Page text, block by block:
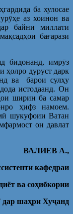
ба хулосае
аз хоинон ва
байни миллати
бағарази
имрӯз
ҳолро дуруст дарк
ва барои сулҳу
истодаанд. Он
ширин ба самар
ҳифз намоем.
шукуфоии Ватан
он давлат
ВАЛИЕВ А.,
кафедраи
ва соҳибкории
шаҳри Хуҷанд